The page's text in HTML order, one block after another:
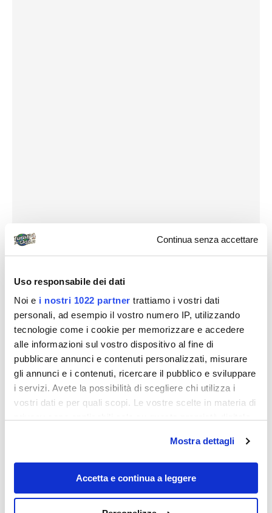
Continua senza accettare
Uso responsabile dei dati
Noi e i nostri 1022 partner trattiamo i vostri dati
personali, ad esempio il vostro numero IP, utilizzando
tecnologie come i cookie per memorizzare e accedere
alle informazioni sul vostro dispositivo al fine di
pubblicare annunci e contenuti personalizzati, misurare
gli annunci e i contenuti, ricercare il pubblico e sviluppare
i servizi. Avete la possibilità di scegliere chi utilizza i
vostri dati e per quali scopi. Le vostre scelte in materia di
modificare o revocare il proprio consenso in qualsiasi
momento dalla Dichiarazione sui cookie o facendo clic
sull'icona di attivazione della privacy.
Mostra dettagli
Accetta e continua a leggere
Destinazioni